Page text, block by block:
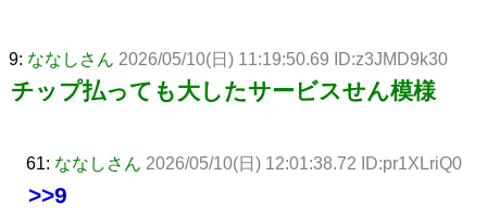
9: ななしさん 2026/05/10(日) 11:19:50.69 ID:z3JMD9k30
チップ払っても大したサービスせん模様
61: ななしさん 2026/05/10(日) 12:01:38.72 ID:pr1XLriQ0
>>9